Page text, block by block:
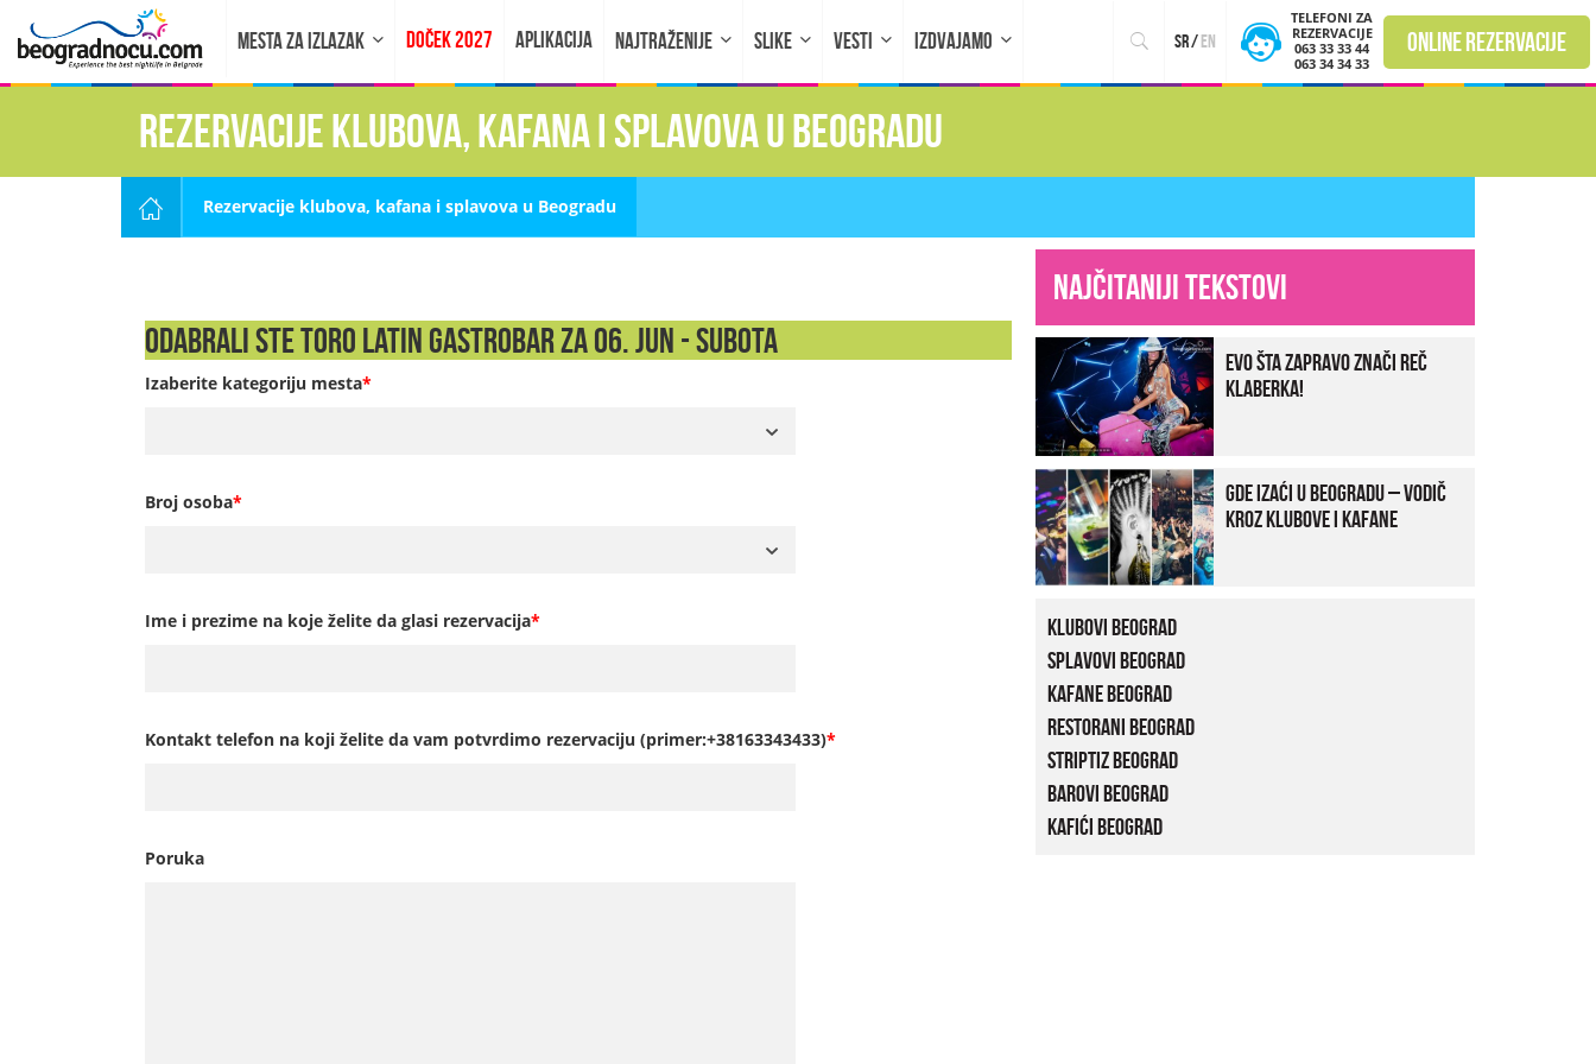
MESTA ZA IZLAZAK DOČEK 2027 APLIKACIJA NAJTRAŽENIJE SLIKE VESTI IZDVAJAMO sr/en
TELEFONI ZA
REZERVACIJE
063 33 33 44
063 34 34 33
online rezervacije
Rezervacije klubova, kafana i splavova u Beogradu
Rezervacije klubova, kafana i splavova u Beogradu
Odabrali ste Toro Latin Gastrobar za 06. Jun - SUBOTA
Izaberite kategoriju mesta*
Broj osoba*
Ime i prezime na koje želite da glasi rezervacija*
Kontakt telefon na koji želite da vam potvrdimo rezervaciju (primer:+38163343433)*
Poruka
Najčitaniji tekstovi
Evo šta zapravo znači reč
klaberka!
Gde izaći u Beogradu – vodič
kroz klubove i kafane
Klubovi Beograd
Splavovi Beograd
Kafane Beograd
Restorani Beograd
Striptiz Beograd
Barovi Beograd
Kafići Beograd